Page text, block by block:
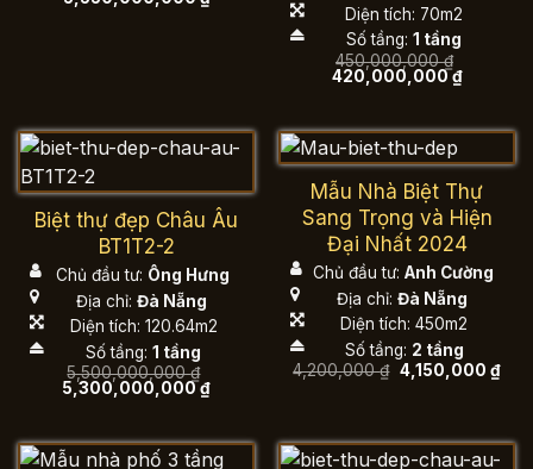
gốc
hiện
5,550,000,000 ₫.
Diện tích: 70m2
Số tầng: 1 tầng
450,000,000₫
Giá
420,000,000₫Giá
hiện
Biệt thự đẹp Châu Âu
BT1T2-2
Chủ đầu tư: Ông Hưng
Địa chỉ: Đà Nẵng
Diện tích: 120.64m2
Số tầng: 1 tầng
5,500,000,000₫
Giá
gốc
5,300,000,000₫Giá
5,300,000,000 ₫.
Mẫu Nhà Biệt Thự
Sang Trọng và Hiện
Đại Nhất 2024
Chủ đầu tư: Anh Cường
Địa chỉ: Đà Nẵng
Diện tích: 450m2
Số tầng: 2 tầng
4,200,000₫ Giá
gốc
4,150,000 ₫Giá
hiện